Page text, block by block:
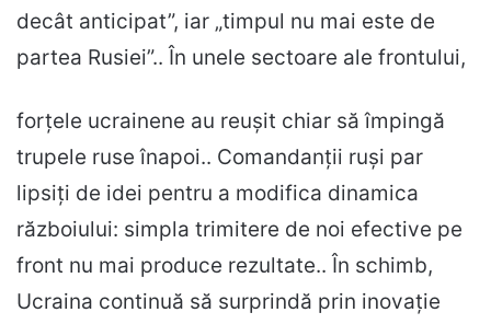
decât anticipat”, iar „timpul nu mai este de
partea Rusiei”.. În unele sectoare ale frontului,
forțele ucrainene au reușit chiar să împingă
trupele ruse înapoi.. Comandanții ruși par
lipsiți de idei pentru a modifica dinamica
războiului: simpla trimitere de noi efective pe
front nu mai produce rezultate.. În schimb,
Ucraina continuă să surprindă prin inovație